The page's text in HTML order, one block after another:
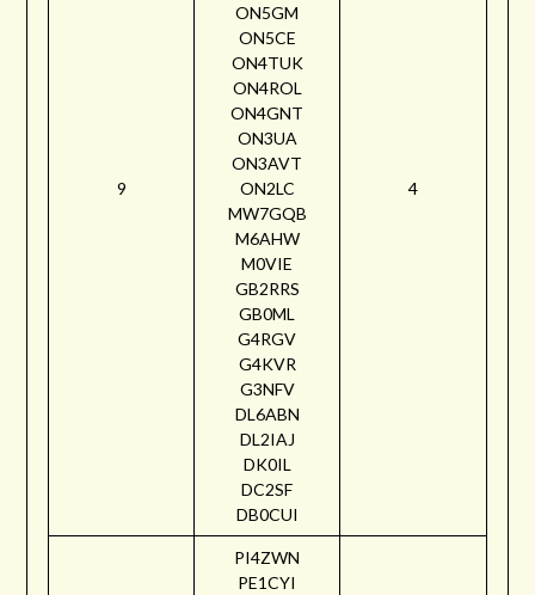
9
ON5GM
ON5CE
ON4TUK
ON4ROL
ON4GNT
ON3UA
ON3AVT
ON2LC
MW7GQB
M6AHW
M0VIE
GB2RRS
GB0ML
G4RGV
G4KVR
G3NFV
DL6ABN
DL2IAJ
DK0IL
DC2SF
DB0CUI
4
PI4ZWN
PE1CYI